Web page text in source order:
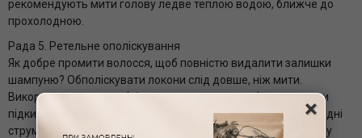
рекомендують мити голову ледве теплою водою, ближче до
прохолодною.
Рада 5. Ретельне ополіскування
Як добре промити волосся, щоб повністю видалити залишки
шампуню? Обполіскувати локони слід довше, ніж мити.
Використовувати необхідно прохолодну воду (можна трохи
підкислену лимонним соком або яблучним оцтом). Прохолодні
струмені стабілізують кровообіг в клітинах шкірного покриву
×